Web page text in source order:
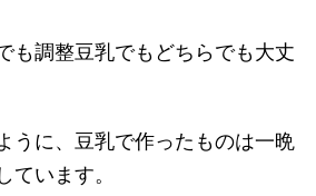
も調整豆乳でもどちらでも大丈
うに、豆乳で作ったものは一晩
ています。